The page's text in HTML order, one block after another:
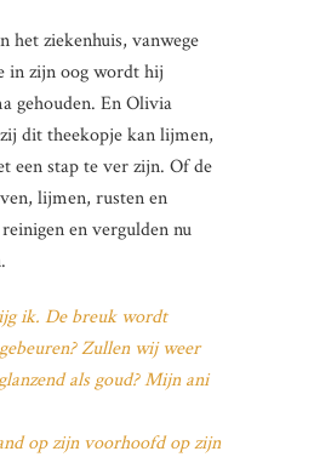
het ziekenhuis, vanwege
in zijn oog wordt hij
gehouden. En Olivia
dit theekopje kan lijmen,
een stap te ver zijn. Of de
lijmen, rusten en
en vergulden nu
ik. De breuk wordt
Zullen wij weer
als goud? Mijn ani
op zijn voorhoofd op zijn